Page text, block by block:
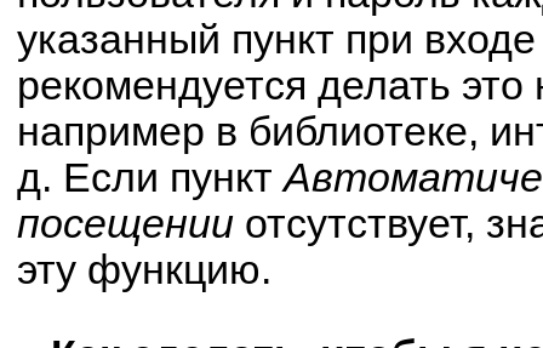
указанный пункт при
рекомендуется делать
например в библиотеке,
д. Если пункт
посещении отсутствует,
эту функцию.